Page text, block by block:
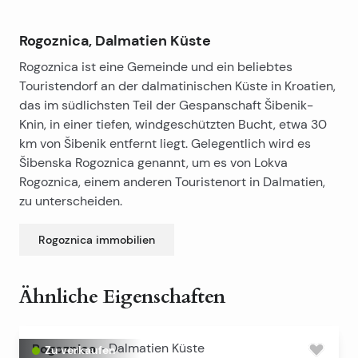
Rogoznica, Dalmatien Küste
Rogoznica ist eine Gemeinde und ein beliebtes
Touristendorf an der dalmatinischen Küste in Kroatien,
das im südlichsten Teil der Gespanschaft Šibenik-
Knin, in einer tiefen, windgeschützten Bucht, etwa 30
km von Šibenik entfernt liegt. Gelegentlich wird es
Šibenska Rogoznica genannt, um es von Lokva
Rogoznica, einem anderen Touristenort in Dalmatien,
zu unterscheiden.
Rogoznica immobilien
Ähnliche Eigenschaften
Zu verkaufen
Rogoznica - Dalmatien Küste